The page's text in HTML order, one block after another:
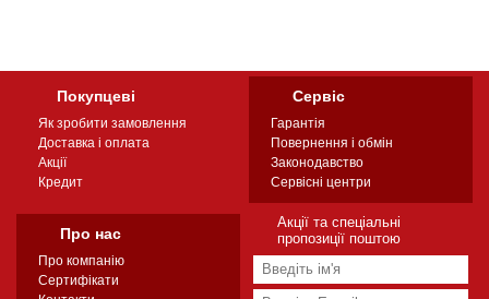
Покупцеві
Як зробити замовлення
Доставка і оплата
Акції
Кредит
Сервіс
Гарантія
Повернення і обмін
Законодавство
Сервісні центри
Про нас
Про компанію
Сертифікати
Акції та спеціальні
пропозиції поштою